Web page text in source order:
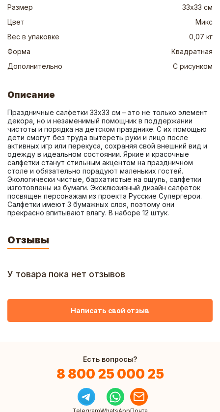
Размер
33х33 см
Цвет
Микс
Вес в упаковке
0,07 кг
Форма
Квадратная
Дополнительно
С рисунком
Описание
Праздничные салфетки 33х33 см – это не только элемент
декора, но и незаменимый помощник в поддержании
чистоты и порядка на детском празднике. С их помощью
дети смогут без труда вытереть руки и лицо после
активных игр или перекуса, сохраняя свой внешний вид и
одежду в идеальном состоянии. Яркие и красочные
салфетки станут стильным акцентом на праздничном
столе и обязательно порадуют маленьких гостей.
Экологически чистые, бархатистые на ощупь, салфетки
изготовлены из бумаги. Эксклюзивный дизайн салфеток
посвящен персонажам из проекта Русские Супергерои.
Салфетки имеют 3 бумажных слоя, поэтому они
прекрасно впитывают влагу. В наборе 12 штук.
Отзывы
У товара пока нет отзывов
Написать свой отзыв
Есть вопросы?
8 800 25 000 25